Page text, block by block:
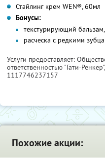
Стайлинг крем WEN®, 60мл
Бонусы:
текстурирующий бальзам,
расческа с редкими
Услуги предоставляет:
ответственностью "Гати-Ренкер",
1117746237157
Похожие акции: